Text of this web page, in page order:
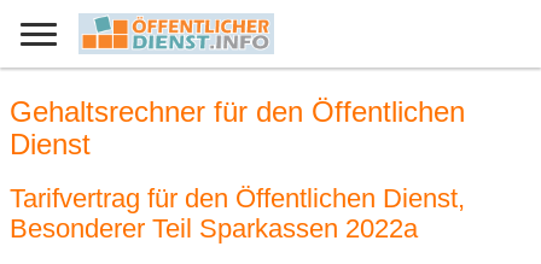
Gehaltsrechner für den Öffentlichen
Dienst
Tarifvertrag für den Öffentlichen Dienst,
Besonderer Teil Sparkassen 2022a